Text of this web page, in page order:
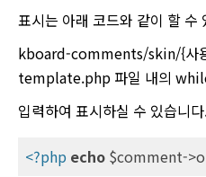
표시는 아래 코드와 같이 할 수
kboard-comments/skin/{사
template.php 파일 내의
입력하여 표시하실 수 있습니
<?php echo $comment-